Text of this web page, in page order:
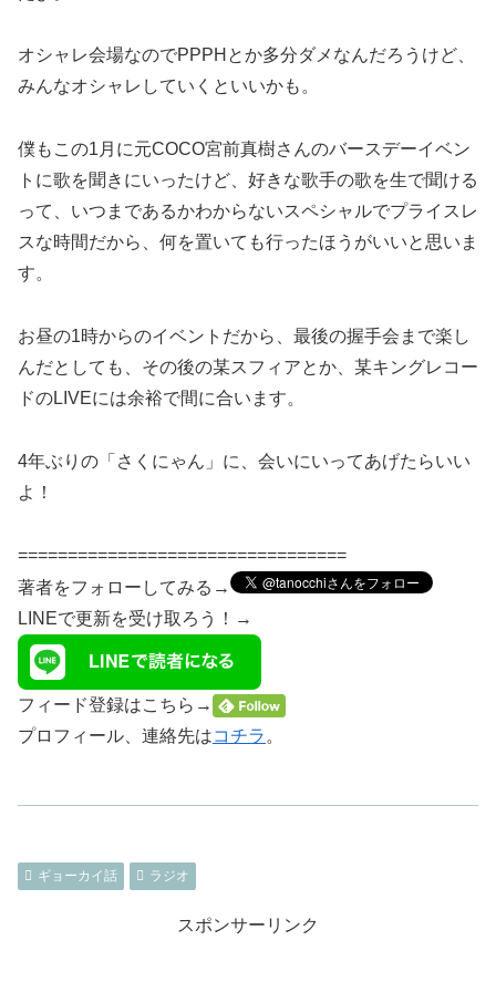
オシャレ会場なのでPPPHとか多分ダメなんだろうけど、
みんなオシャレしていくといいかも。
僕もこの1月に元COCO宮前真樹さんのバースデーイベン
トに歌を聞きにいったけど、好きな歌手の歌を生で聞ける
って、いつまであるかわからないスペシャルでプライスレ
スな時間だから、何を置いても行ったほうがいいと思いま
す。
お昼の1時からのイベントだから、最後の握手会まで楽し
んだとしても、その後の某スフィアとか、某キングレコー
ドのLIVEには余裕で間に合います。
4年ぶりの「さくにゃん」に、会いにいってあげたらいい
よ！
=================================
著者をフォローしてみる→
LINEで更新を受け取ろう！→
フィード登録はこちら→
プロフィール、連絡先はコチラ 。
ギョーカイ話 ラジオ
スポンサーリンク